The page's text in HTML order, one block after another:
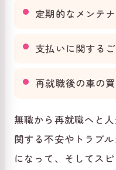
定期的なメンテ
支払いに関する
再就職後の車の
無職から再就職へと
関する不安やトラブ
になって、そしてス